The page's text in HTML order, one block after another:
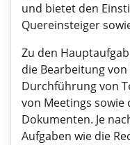
und bietet den
Quereinsteiger
Zu den
die Bearbeitung
Durchführung von
von Meetings sowie
Dokumenten. Je
Aufgaben wie die